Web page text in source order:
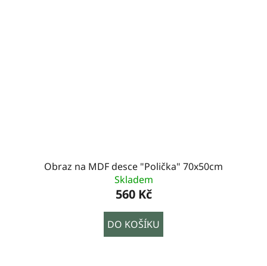
Obraz na MDF desce "Polička" 70x50cm
Skladem
560 Kč
DO KOŠÍKU